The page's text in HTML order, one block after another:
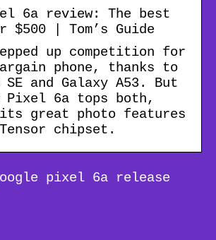
6a review: The best
$500 | Tom’s Guide
up competition for
phone, thanks to
and Galaxy A53. But
Pixel 6a tops both,
great photo features
chipset.
pixel 6a release